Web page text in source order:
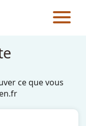
ce que vous